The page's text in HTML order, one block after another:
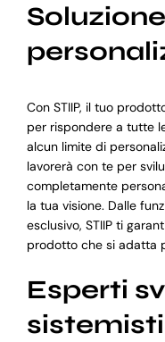
Con STIIP, il tuo
per rispondere a tutte
alcun limite di
lavorerà con te per
completamente
la tua visione. Dalle
esclusivo, STIIP ti
prodotto che si adatta
Esperti